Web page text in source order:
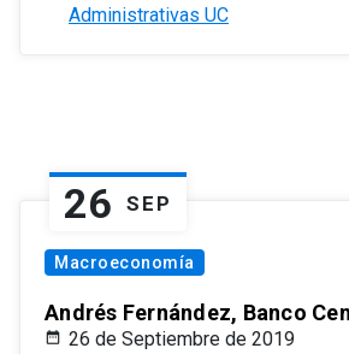
Administrativas UC
26 SEP
Macroeconomía
Andrés Fernández, Banco
26 de Septiembre de 2019